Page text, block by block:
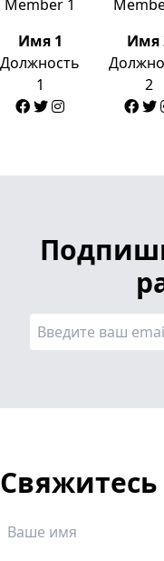
Имя 1
Должность
1
Имя
2